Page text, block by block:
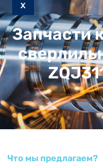
X
Запчасти
Что мы предлагаем?